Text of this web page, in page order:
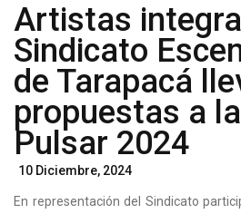
Artistas
Sindicato
de Tarapacá
propuestas a
Pulsar 2024
Posted
10 Diciembre, 2024
En representación del Sindicato